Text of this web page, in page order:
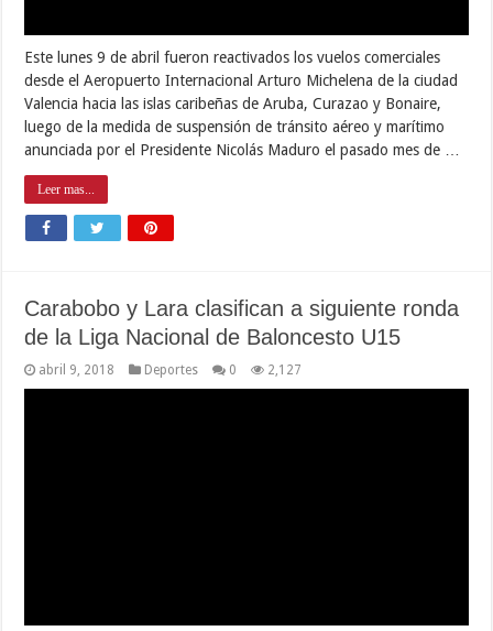
Este lunes 9 de abril fueron reactivados los vuelos comerciales
desde el Aeropuerto Internacional Arturo Michelena de la ciudad
Valencia hacia las islas caribeñas de Aruba, Curazao y Bonaire,
luego de la medida de suspensión de tránsito aéreo y marítimo
anunciada por el Presidente Nicolás Maduro el pasado mes de …
Leer mas...
Carabobo y Lara clasifican a siguiente ronda
de la Liga Nacional de Baloncesto U15
abril 9, 2018 Deportes 0 2,127